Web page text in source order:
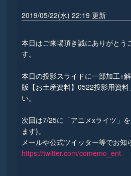
2019/05/22(水) 22:19 更新
本日はご来場頂き誠にありがとう
す。
本日の投影スライドに一部加工+
版【お土産資料】0522投影用資
い。
次回は7/25に「アニメxライツ」
ます)。
メールや公式ツイッター等でお知
https://twitter.com/comemo_ent